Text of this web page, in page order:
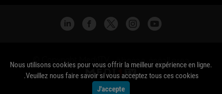
جميع الحقوق محفوظة - Copyright Medi1TV ©
Nous utilisons cookies pour vous offrir la meilleur expérience en ligne.
Veuillez nous faire savoir si vous acceptez tous ces cookies.
J'accepte